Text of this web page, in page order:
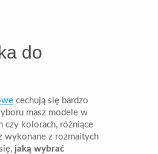
do
cechują się bardzo
masz modele w
czy kolorach, różniące
wykonane z rozmaitych
jaką wybrać